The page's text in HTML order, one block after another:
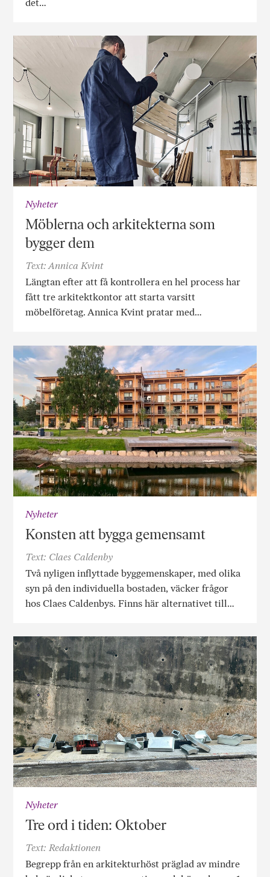
det…
Nyheter
Möblerna och arkitekterna som
bygger dem
Text: Annica Kvint
Längtan efter att få kontrollera en hel process har
fått tre arkitektkontor att starta varsitt
möbelföretag. Annica Kvint pratar med…
Nyheter
Konsten att bygga gemensamt
Text: Claes Caldenby
Två nyligen inflyttade byggemenskaper, med olika
syn på den individuella bostaden, väcker frågor
hos Claes Caldenbys. Finns här alternativet till…
Nyheter
Tre ord i tiden: Oktober
Text: Redaktionen
Begrepp från en arkitekturhöst präglad av mindre